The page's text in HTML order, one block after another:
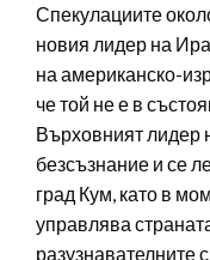
Спекулациите
новия лидер на
на американско-
че той не е в
Върховният
безсъзнание и се
град Кум, като в
управлява
разузнавателните